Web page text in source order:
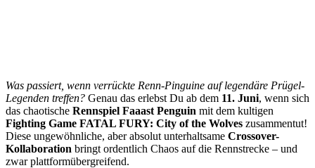
Was passiert, wenn verrückte Renn-Pinguine auf legendäre Prügel-
Legenden treffen? Genau das erlebst Du ab dem 11. Juni, wenn sich
das chaotische Rennspiel Faaast Penguin mit dem kultigen
Fighting Game FATAL FURY: City of the Wolves zusammentut!
Diese ungewöhnliche, aber absolut unterhaltsame Crossover-
Kollaboration bringt ordentlich Chaos auf die Rennstrecke – und
zwar plattformübergreifend.